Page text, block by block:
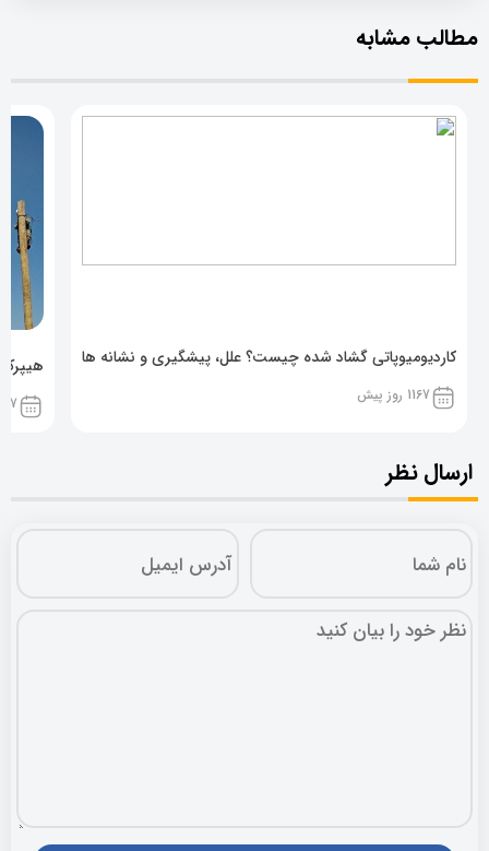
مطالب مشابه
کاردیومیوپاتی گشاد شده چیست؟ علل، پیشگیری و نشانه ها
1167 روز پیش 1167
ارسال نظر